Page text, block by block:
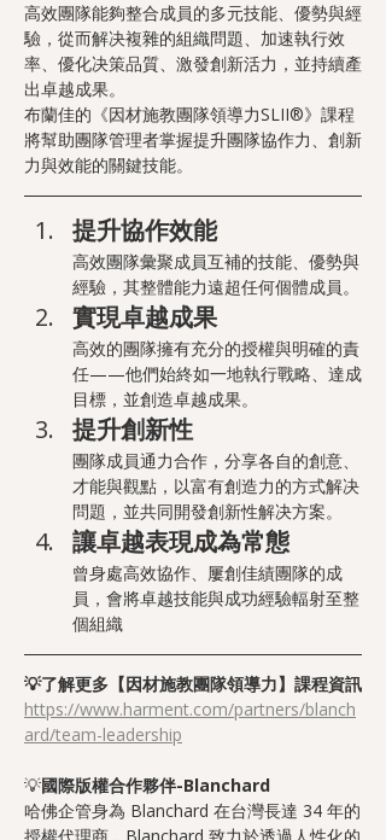
高效團隊能夠整合成員的多元技能、優勢與經
驗，從而解决複雜的組織問題、加速執行效
率、優化决策品質、激發創新活力，並持續產
出卓越成果。
布蘭佳的《因材施教團隊領導力SLII®》課程
將幫助團隊管理者掌握提升團隊協作力、創新
力與效能的關鍵技能。
提升協作效能
高效團隊彙聚成員互補的技能、優勢與
經驗，其整體能力遠超任何個體成員。
實現卓越成果
高效的團隊擁有充分的授權與明確的責
任——他們始終如一地執行戰略、達成
目標，並創造卓越成果。
提升創新性
團隊成員通力合作，分享各自的創意、
才能與觀點，以富有創造力的方式解决
問題，並共同開發創新性解决方案。
讓卓越表現成為常態
曾身處高效協作、屢創佳績團隊的成
員，會將卓越技能與成功經驗輻射至整
個組織
💡了解更多【因材施教團隊領導力】課程資訊
https://www.harment.com/partners/blanch
ard/team-leadership
💡國際版權合作夥伴-Blanchard
哈佛企管身為 Blanchard 在台灣長達 34 年的